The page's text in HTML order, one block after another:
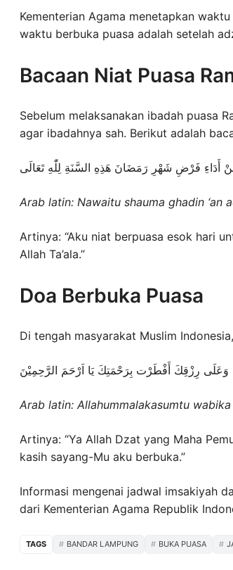
Kementerian Agama menetapkan
waktu berbuka puasa adalah setelah
Bacaan Niat Puasa
Sebelum melaksanakan ibadah puasa
agar ibadahnya sah. Berikut adalah
أَدَاءِ فَرْضِ شَهْرِ رَمَضَانَ هَذِهِ السَّنَةِ لِلّٰهِ تَعَالَى
Arab latin: Nawaitu shauma ghadin ‘an
Artinya: “Aku niat berpuasa esok hari
Allah Ta’ala.”
Doa Berbuka Puasa
Di tengah masyarakat Muslim
رِزْقِكَ أَفْطَرْت بِرَحْمَتِكَ يَا اَرْحَمَ الرَّحِمِيْنَ
Arab latin: Allahummalakasumtu
Artinya: “Ya Allah Dzat yang Maha
kasih sayang-Mu aku berbuka.”
Informasi mengenai jadwal imsakiyah
dari Kementerian Agama Republik
TAGS BANDAR LAMPUNG BUKA PUASA